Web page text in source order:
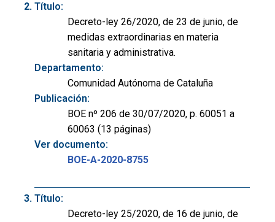
Título:
Decreto-ley 26/2020, de 23 de junio, de
medidas extraordinarias en materia
sanitaria y administrativa.
Departamento:
Comunidad Autónoma de Cataluña
Publicación:
BOE nº 206 de 30/07/2020, p. 60051 a
60063 (13 páginas)
Ver documento:
BOE-A-2020-8755
Título:
Decreto-ley 25/2020, de 16 de junio, de